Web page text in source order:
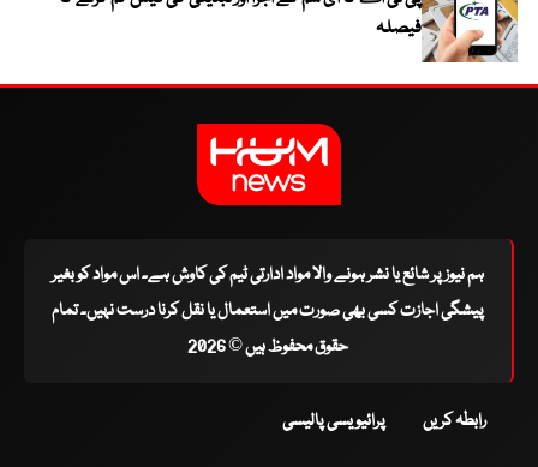
فیصلہ
ہم نیوز پر شائع یا نشر ہونے والا مواد ادارتی ٹیم کی کاوش ہے۔ اس مواد کو بغیر
پیشگی اجازت کسی بھی صورت میں استعمال یا نقل کرنا درست نہیں۔ تمام
حقوق محفوظ ہیں © 2026
رابطہ کریں پرائیویسی پالیسی